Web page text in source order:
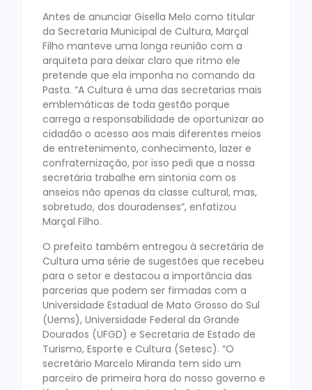
Antes de anunciar Gisella Melo como titular
da Secretaria Municipal de Cultura, Marçal
Filho manteve uma longa reunião com a
arquiteta para deixar claro que ritmo ele
pretende que ela imponha no comando da
Pasta. “A Cultura é uma das secretarias mais
emblemáticas de toda gestão porque
carrega a responsabilidade de oportunizar ao
cidadão o acesso aos mais diferentes meios
de entretenimento, conhecimento, lazer e
confraternização, por isso pedi que a nossa
secretária trabalhe em sintonia com os
anseios não apenas da classe cultural, mas,
sobretudo, dos douradenses”, enfatizou
Marçal Filho.
O prefeito também entregou à secretária de
Cultura uma série de sugestões que recebeu
para o setor e destacou a importância das
parcerias que podem ser firmadas com a
Universidade Estadual de Mato Grosso do Sul
(Uems), Universidade Federal da Grande
Dourados (UFGD) e Secretaria de Estado de
Turismo, Esporte e Cultura (Setesc). “O
secretário Marcelo Miranda tem sido um
parceiro de primeira hora do nosso governo e